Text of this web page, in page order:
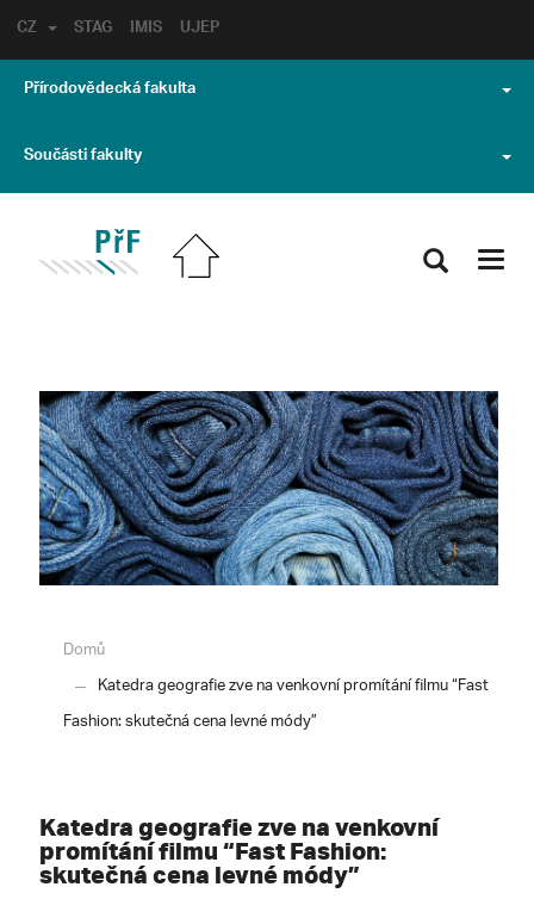
STAG IMIS UJEP
CZ
Přírodovědecká fakulta
Součásti fakulty
Domů
Katedra geografie zve na venkovní promítání filmu “Fast
Fashion: skutečná cena levné módy”
Katedra geografie zve na venkovní
promítání filmu “Fast Fashion:
skutečná cena levné módy”